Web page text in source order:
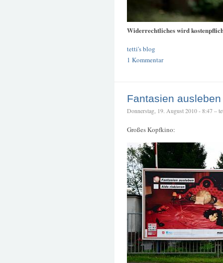
Widerrechtliches wird
tetti's blog
1 Kommentar
Fantasien ausleben
Donnerstag, 19. August 2010 - 8:47 –
Großes Kopfkino: